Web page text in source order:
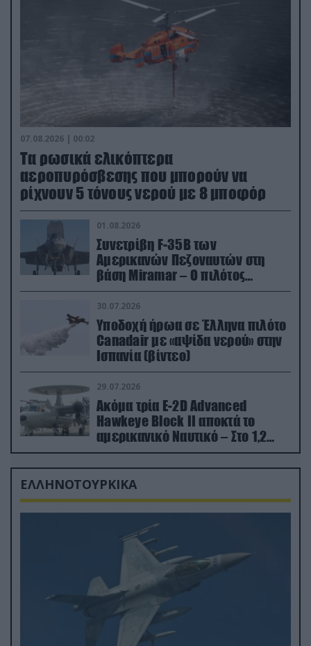
07.08.2026 | 00:02
Τα ρωσικά ελικόπτερα
αεροπυρόσβεσης που μπορούν να
ρίχνουν 5 τόνους νερού με 8 μποφόρ
01.08.2026
Συνετρίβη F-35B των
Αμερικανών Πεζοναυτών στη
βάση Miramar – Ο πιλότος
εκτινάχθηκε εγκαίρως
30.07.2026
Υποδοχή ήρωα σε Έλληνα πιλότο
Canadair με «αψίδα νερού» στην
Ισπανία (βίντεο)
29.07.2026
Ακόμα τρία E-2D Advanced
Hawkeye Block II αποκτά το
αμερικανικό Ναυτικό – Στο 1,2
δισ.δολάρια το κόστος
ΕΛΛΗΝΟΤΟΥΡΚΙΚΑ